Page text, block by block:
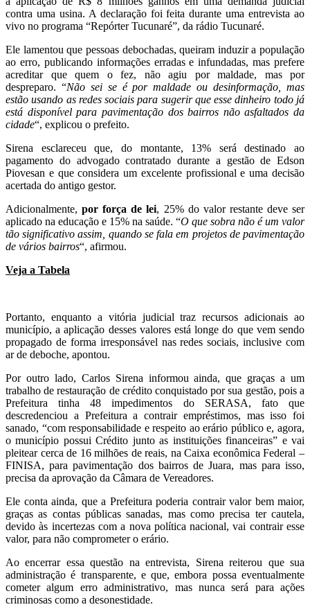
contra uma usina. A declaração foi feita durante uma entrevista ao
vivo no programa “Repórter Tucunaré”, da rádio Tucunaré.
Ele lamentou que pessoas debochadas, queiram induzir a população
ao erro, publicando informações erradas e infundadas, mas prefere
acreditar que quem o fez, não agiu por maldade, mas por
despreparo. “Não sei se é por maldade ou desinformação, mas
estão usando as redes sociais para sugerir que esse dinheiro todo já
está disponível para pavimentação dos bairros não asfaltados da
cidade“, explicou o prefeito.
Sirena esclareceu que, do montante, 13% será destinado ao
pagamento do advogado contratado durante a gestão de Edson
Piovesan e que considera um excelente profissional e uma decisão
acertada do antigo gestor.
Adicionalmente,por força de lei, 25% do valor restante deve ser
aplicado na educação e 15% na saúde. “O que sobra não é um valor
tão significativo assim, quando se fala em projetos de pavimentação
de vários bairros“, afirmou.
Veja a Tabela
Portanto, enquanto a vitória judicial traz recursos adicionais ao
município, a aplicação desses valores está longe do que vem sendo
propagado de forma irresponsável nas redes sociais, inclusive com
ar de deboche, apontou.
Por outro lado, Carlos Sirena informou ainda, que graças a um
trabalho de restauração de crédito conquistado por sua gestão, pois a
Prefeitura tinha 48 impedimentos do SERASA, fato que
descredenciou a Prefeitura a contrair empréstimos, mas isso foi
sanado, “com responsabilidade e respeito ao erário público e, agora,
o município possui Crédito junto as instituições financeiras” e vai
pleitear cerca de 16 milhões de reais, na Caixa econômica Federal –
FINISA, para pavimentação dos bairros de Juara, mas para isso,
precisa da aprovação da Câmara de Vereadores.
Ele conta ainda, que a Prefeitura poderia contrair valor bem maior,
graças as contas públicas sanadas, mas como precisa ter cautela,
devido às incertezas com a nova política nacional, vai contrair esse
valor, para não comprometer o erário.
Ao encerrar essa questão na entrevista, Sirena reiterou que sua
administração é transparente, e que, embora possa eventualmente
cometer algum erro administrativo, mas nunca será para ações
criminosas como a desonestidade.